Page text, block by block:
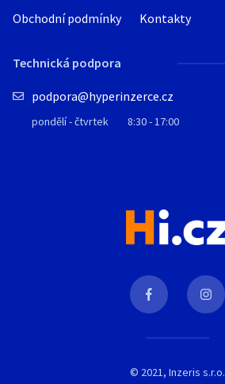
Obchodní podmínky
Kontakty
Technická podpora
podpora@hyperinzerce.cz
pondělí - čtvrtek 8:30 - 17:00
© 2021, Inzeris s.r.o.